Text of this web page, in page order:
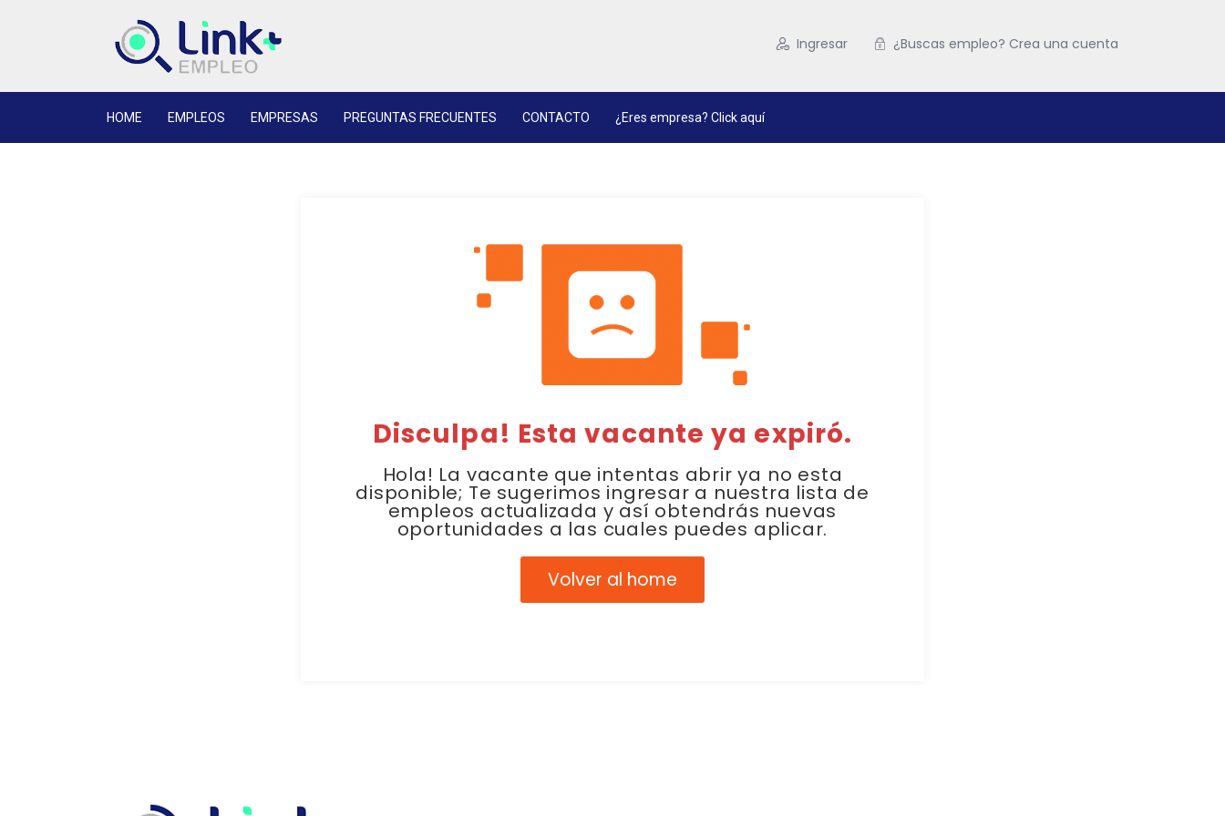
Ingresar ¿Buscas empleo? Crea una cuenta
HOME EMPLEOS EMPRESAS PREGUNTAS FRECUENTES CONTACTO ¿Eres empresa? Click aquí
Disculpa! Esta vacante ya expiró.
Hola! La vacante que intentas abrir ya no esta
disponible; Te sugerimos ingresar a nuestra lista de
empleos actualizada y así obtendrás nuevas
oportunidades a las cuales puedes aplicar.
Volver al home